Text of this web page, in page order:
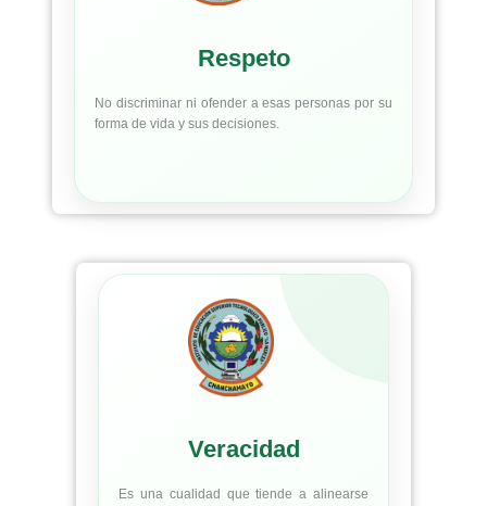
Respeto
No discriminar ni ofender a esas personas por su
forma de vida y sus decisiones.
Veracidad
Es una cualidad que tiende a alinearse